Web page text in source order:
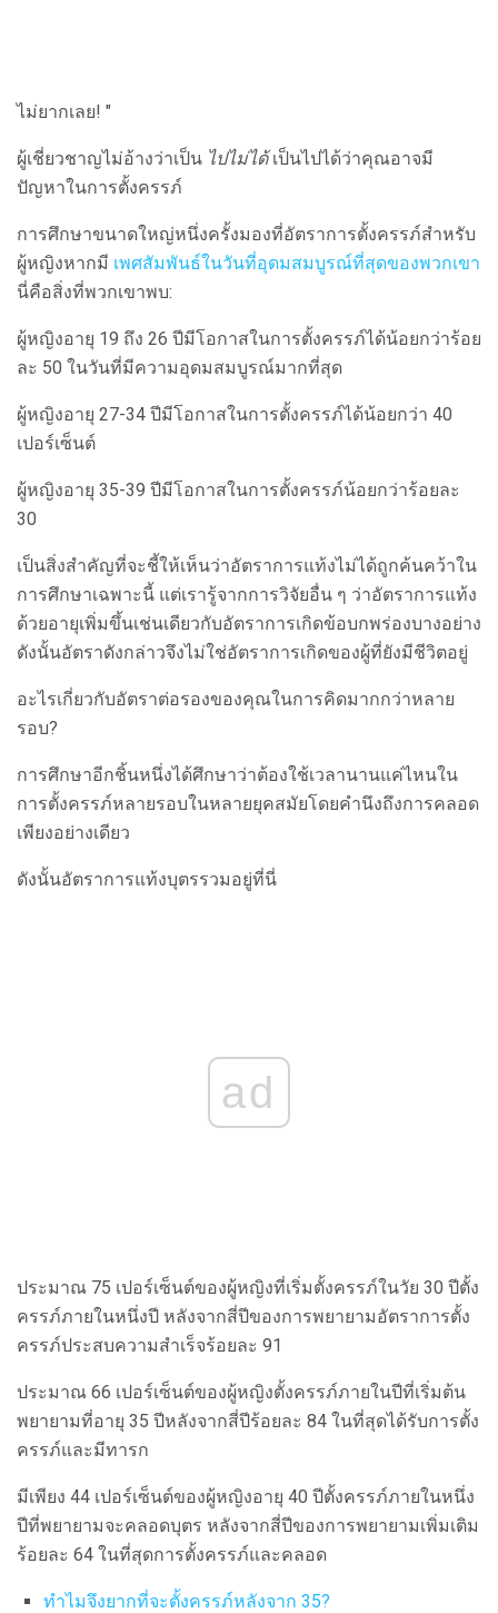
ไม่ยากเลย! "
ผู้เชี่ยวชาญไม่อ้างว่าเป็น ไปไม่ได้เป็นไปได้ว่าคุณอาจมี
ปัญหาในการตั้งครรภ์
การศึกษาขนาดใหญ่หนึ่งครั้งมองที่อัตราการตั้งครรภ์สำหรับ
ผู้หญิงหากมี เพศสัมพันธ์ในวันที่อุดมสมบูรณ์ที่สุดของพวกเขา
นี่คือสิ่งที่พวกเขาพบ:
ผู้หญิงอายุ 19 ถึง 26 ปีมีโอกาสในการตั้งครรภ์ได้น้อยกว่าร้อย
ละ 50 ในวันที่มีความอุดมสมบูรณ์มากที่สุด
ผู้หญิงอายุ 27-34 ปีมีโอกาสในการตั้งครรภ์ได้น้อยกว่า 40
เปอร์เซ็นต์
ผู้หญิงอายุ 35-39 ปีมีโอกาสในการตั้งครรภ์น้อยกว่าร้อยละ
30
เป็นสิ่งสำคัญที่จะชี้ให้เห็นว่าอัตราการแท้งไม่ได้ถูกค้นคว้าใน
การศึกษาเฉพาะนี้ แต่เรารู้จากการวิจัยอื่น ๆ ว่าอัตราการแท้ง
ด้วยอายุเพิ่มขึ้นเช่นเดียวกับอัตราการเกิดข้อบกพร่องบางอย่าง
ดังนั้นอัตราดังกล่าวจึงไม่ใช่อัตราการเกิดของผู้ที่ยังมีชีวิตอยู่
อะไรเกี่ยวกับอัตราต่อรองของคุณในการคิดมากกว่าหลาย
รอบ?
การศึกษาอีกชิ้นหนึ่งได้ศึกษาว่าต้องใช้เวลานานแค่ไหนใน
การตั้งครรภ์หลายรอบในหลายยุคสมัยโดยคำนึงถึงการคลอด
เพียงอย่างเดียว
ดังนั้นอัตราการแท้งบุตรรวมอยู่ที่นี่
ad
ประมาณ 75 เปอร์เซ็นต์ของผู้หญิงที่เริ่มตั้งครรภ์ในวัย 30 ปีตั้ง
ครรภ์ภายในหนึ่งปี หลังจากสี่ปีของการพยายามอัตราการตั้ง
ครรภ์ประสบความสำเร็จร้อยละ 91
ประมาณ 66 เปอร์เซ็นต์ของผู้หญิงตั้งครรภ์ภายในปีที่เริ่มต้น
พยายามที่อายุ 35 ปีหลังจากสี่ปีร้อยละ 84 ในที่สุดได้รับการตั้ง
ครรภ์และมีทารก
มีเพียง 44 เปอร์เซ็นต์ของผู้หญิงอายุ 40 ปีตั้งครรภ์ภายในหนึ่ง
ปีที่พยายามจะคลอดบุตร หลังจากสี่ปีของการพยายามเพิ่มเติม
ร้อยละ 64 ในที่สุดการตั้งครรภ์และคลอด
ทำไมจึงยากที่จะตั้งครรภ์หลังจาก 35?